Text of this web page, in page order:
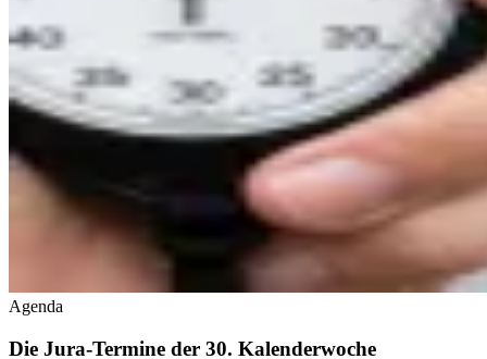
Agenda
Die Jura-Termine der 30. Kalenderwoche